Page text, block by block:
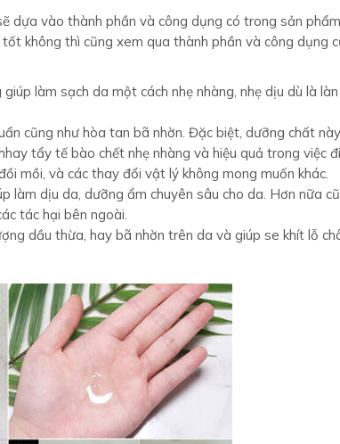
dựa vào thành phần và công dụng có trong sản
không thì cũng xem qua thành phần và công dụng
làm sạch da một cách nhẹ nhàng, nhẹ dịu dù là
cũng như hòa tan bã nhờn. Đặc biệt, dưỡng chất
tẩy tế bào chết nhẹ nhàng và hiệu quả trong việc
mồi, và các thay đổi vật lý không mong muốn khác.
làm dịu da, dưỡng ẩm chuyên sâu cho da. Hơn nữa
tác hại bên ngoài.
dầu thừa, hay bã nhờn trên da và giúp se khít lỗ